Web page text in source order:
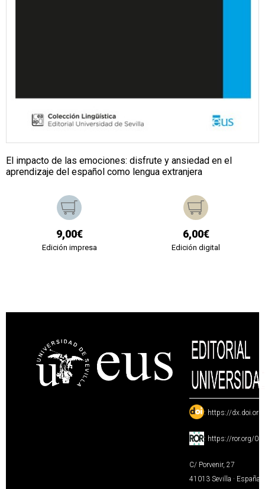
El impacto de las emociones: disfrute y ansiedad en el
aprendizaje del español como lengua extranjera
9,00€
Edición impresa
6,00€
Edición digital
: https://
: https://ror.org/
C/ Porvenir, 27
41013 Sevilla · España